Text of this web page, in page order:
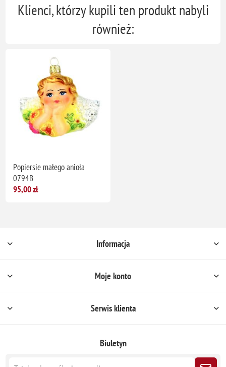
Klienci, którzy kupili ten produkt nabyli
również:
Popiersie małego anioła
0794B
95,00 zł
Informacja
Moje konto
Serwis klienta
Biuletyn